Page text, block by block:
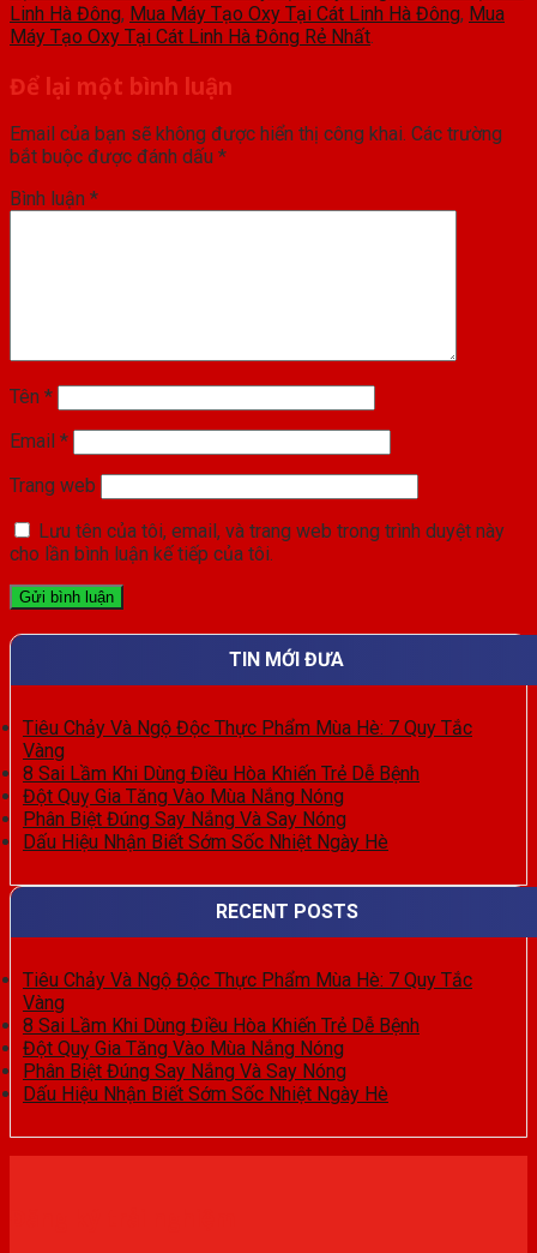
Linh Hà Đông, Mua Máy Tạo Oxy Tại Cát Linh Hà Đông, Mua
Máy Tạo Oxy Tại Cát Linh Hà Đông Rẻ Nhất.
Để lại một bình luận
Email của bạn sẽ không được hiển thị công khai. Các trường
bắt buộc được đánh dấu *
Bình luận *
Tên *
Email *
Trang web
Lưu tên của tôi, email, và trang web trong trình duyệt này
cho lần bình luận kế tiếp của tôi.
TIN MỚI ĐƯA
Tiêu Chảy Và Ngộ Độc Thực Phẩm Mùa Hè: 7 Quy Tắc
Vàng
8 Sai Lầm Khi Dùng Điều Hòa Khiến Trẻ Dễ Bệnh
Đột Quỵ Gia Tăng Vào Mùa Nắng Nóng
Phân Biệt Đúng Say Nắng Và Say Nóng
Dấu Hiệu Nhận Biết Sớm Sốc Nhiệt Ngày Hè
RECENT POSTS
Tiêu Chảy Và Ngộ Độc Thực Phẩm Mùa Hè: 7 Quy Tắc
Vàng
8 Sai Lầm Khi Dùng Điều Hòa Khiến Trẻ Dễ Bệnh
Đột Quỵ Gia Tăng Vào Mùa Nắng Nóng
Phân Biệt Đúng Say Nắng Và Say Nóng
Dấu Hiệu Nhận Biết Sớm Sốc Nhiệt Ngày Hè